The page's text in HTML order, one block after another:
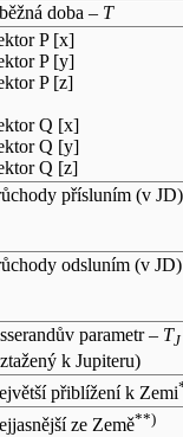
doba – T
P [x]
P [y]
P [z]
Q [x]
Q [y]
Q [z]
přísluním (v JD)
odsluním (v JD)
parametr – TJ
k Jupiteru)
přiblížení k Zemi
ze Země**)